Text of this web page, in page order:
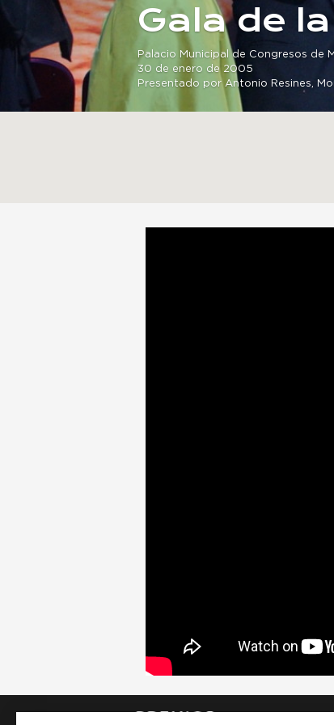
Gala de
Palacio Municipal de Congresos de
30 de enero de 2005
Presentado por Antonio Resines,